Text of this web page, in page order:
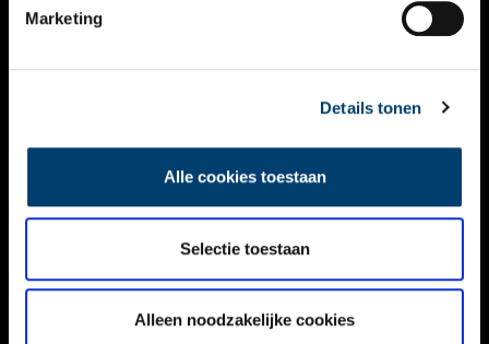
Marketing
Details tonen
Alle cookies toestaan
Selectie toestaan
Alleen noodzakelijke cookies
NIEUWSBRIEF
DISCLAIMER
TOEGANKELIJKHEID
Volg ONH op social media